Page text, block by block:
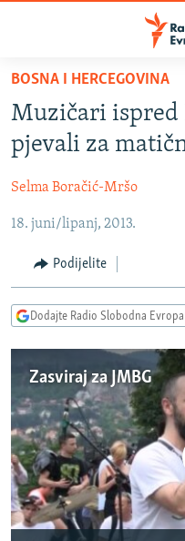
Pređite
glavni
sadržaj
Pređite
na
navigaciju
Pređite
pretragu
BOSNA I HERCEGOVINA
SRBIJA
KOSOVO
CRNA GORA
VIZUELNO
FOTOGALERIJE
PODCASTI
RAT U UKRAJINI
KINA NA BALKANU
RSE PRIČE IZ SVIJETA
ISPRIČAJ MI
DNEVNO@RSE
SPECIJALI RSE
VIŠE OD NASLOVA
BOSNA I HERCEGOVINA
Muzičari ispred
pjevali za
Selma Boračić-Mršo
18. juni/lipanj, 2013.
Podijelite
Dodajte Radio Slobodna
Zasviraj za JMBG
No media